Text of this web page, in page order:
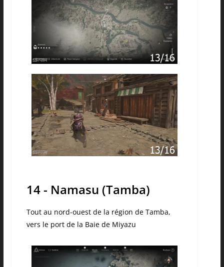
14 - Namasu (Tamba)
Tout au nord-ouest de la région de Tamba,
vers le port de la Baie de Miyazu